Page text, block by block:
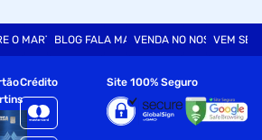
O MARTINSBLOG FALA MARTVENDA NO NOSSO SITE
VEM SER
Crédito Site 100% Seguro